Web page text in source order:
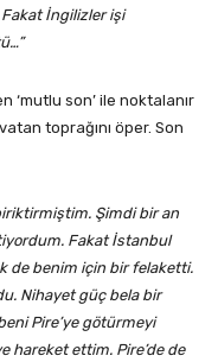
Fakat İngilizler işi
‘mutlu son’ ile noktalanır
toprağını öper. Son
Şimdi bir an
Fakat İstanbul
de benim için bir felaketti.
Nihayet güç bela bir
Pire’ye götürmeyi
hareket ettim. Pire’de de